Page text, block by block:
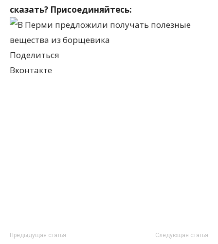
сказать? Присоединяйтесь:
Поделиться
Вконтакте
Предыдущая статья Следующая статья